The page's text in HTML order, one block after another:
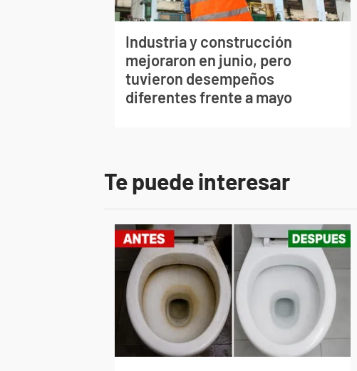
Industria y construcción
mejoraron en junio, pero
tuvieron desempeños
diferentes frente a mayo
Te puede interesar